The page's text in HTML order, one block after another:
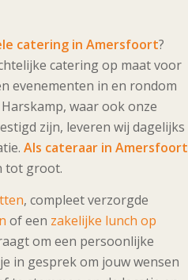
catering in Amersfoort?
catering op maat voor
evenementen in en rondom
waar ook onze
zijn, leveren wij dagelijks
Als cateraar in Amersfoort
tot groot.
, compleet verzorgde
of een zakelijke lunch op
om een persoonlijke
in gesprek om jouw wensen